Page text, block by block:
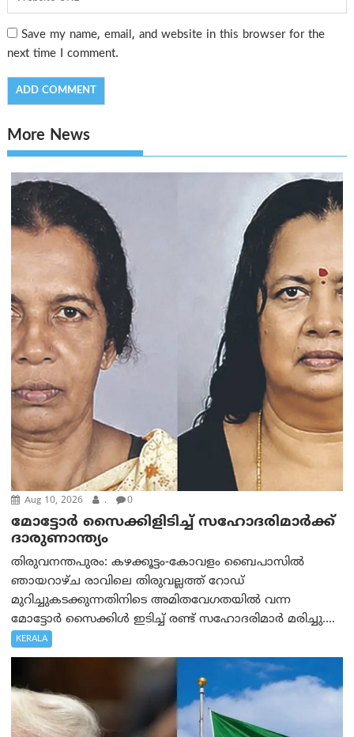
Save my name, email, and website in this browser for the
next time I comment.
More News
Aug 10, 2026 . 0
മോട്ടോര്‍ സൈക്കിളിടിച്ച് സഹോദരിമാര്‍ക്ക്
ദാരുണാന്ത്യം
തിരുവനന്തപുരം: കഴക്കൂട്ടം-കോവളം ബൈപാസിൽ
ഞായറാഴ്ച രാവിലെ തിരുവല്ലത്ത് റോഡ്
മുറിച്ചുകടക്കുന്നതിനിടെ അമിതവേഗതയിൽ വന്ന
മോട്ടോർ സൈക്കിൾ ഇടിച്ച് രണ്ട് സഹോദരിമാർ മരിച്ചു....
KERALA